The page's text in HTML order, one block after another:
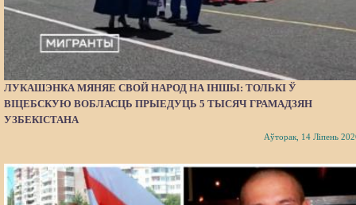
ЛУКАШЭНКА МЯНЯЕ СВОЙ НАРОД НА ІНШЫ: ТОЛЬКІ Ў
ВІЦЕБСКУЮ ВОБЛАСЦЬ ПРЫЕДУЦЬ 5 ТЫСЯЧ ГРАМАДЗЯН
УЗБЕКІСТАНА
Аўторак, 14 Ліпень